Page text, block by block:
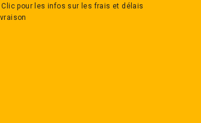
Clic pour les infos sur les frais et délais